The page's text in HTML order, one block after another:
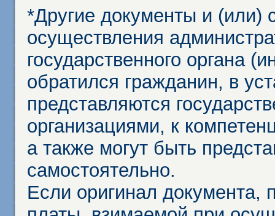
*Другие документы и (или)
осуществления
государственного органа
обратился гражданин, в
представляются
организациями, к
а также могут быть
самостоятельно.
Если оригинал документа,